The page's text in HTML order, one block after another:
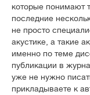
которые понимают
последние
не просто
акустике, а такие
именно по теме
публикации в
уже не нужно
прикладываете к